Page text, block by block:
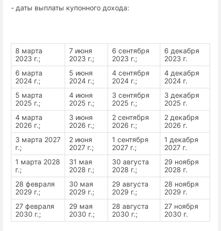
- даты выплаты купонного дохода:
8 марта
2023 г.;
7 июня
2023 г.;
6 сентября
2023 г.;
6 декабря
2023 г.
6 марта
2024 г.;
5 июня
2024 г.;
4 сентября
2024 г.;
4 декабря
2024 г.
5 марта
2025 г.;
4 июня
2025 г.;
3 сентября
2025 г.;
3 декабря
2025 г.
4 марта
2026 г.;
3 июня
2026 г.;
2 сентября
2026 г.;
2 декабря
2026 г.
3 марта 2027
г.;
2 июня
2027 г.;
1 сентября
2027 г.;
1 декабря
2027 г.
1 марта 2028
г.;
31 мая
2028 г.;
30 августа
2028 г.;
29 ноября
2028 г.
28 февраля
2029 г.;
30 мая
2029 г.;
29 августа
2029 г.;
28 ноября
2029 г.
27 февраля
2030 г.;
29 мая
2030 г.;
28 августа
2030 г.;
27 ноября
2030 г.